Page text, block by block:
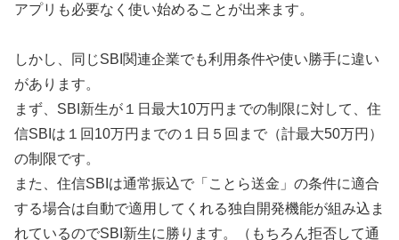
アプリも必要なく使い始めることが出来ます。
しかし、同じSBI関連企業でも利用条件や使い勝手に違い
があります。
まず、SBI新生が１日最大10万円までの制限に対して、住
信SBIは１回10万円までの１日５回まで（計最大50万円）
の制限です。
また、住信SBIは通常振込で「ことら送金」の条件に適合
する場合は自動で適用してくれる独自開発機能が組み込ま
れているのでSBI新生に勝ります。（もちろん拒否して通